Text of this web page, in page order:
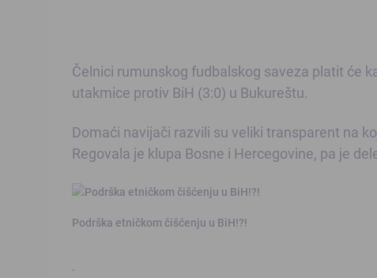
Čelnici rumunskog fudbalskog saveza platit će
utakmice protiv BiH (3:0) u Bukureštu.
Domaći navijači razvili su veliki transparent na
Regovala je klupa Bosne i Hercegovine, pa je
Podrška etničkom čišćenju u BiH!?!
.